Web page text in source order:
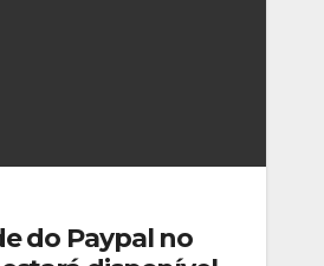
do Paypal no